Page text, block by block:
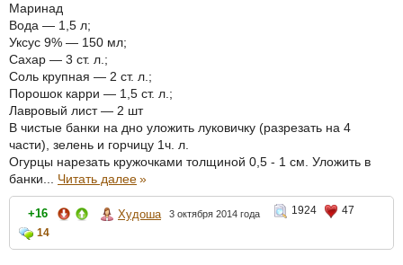
Маринад
Вода — 1,5 л;
Уксус 9% — 150 мл;
Сахар — 3 ст. л.;
Соль крупная — 2 ст. л.;
Порошок карри — 1,5 ст. л.;
Лавровый лист — 2 шт
В чистые банки на дно уложить луковичку (разрезать на 4
части), зелень и горчицу 1ч. л.
Огурцы нарезать кружочками толщиной 0,5 - 1 см. Уложить в
банки... Читать далее»
+16 Худоша 3 октября 2014 года 1924
47
14